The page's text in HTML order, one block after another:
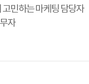
고민하는 마케팅 담당자
자